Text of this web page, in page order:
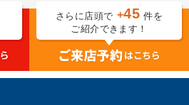
さらに店頭で +45 件を
ご紹介できます！